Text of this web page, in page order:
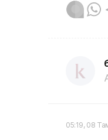
05:19, 08